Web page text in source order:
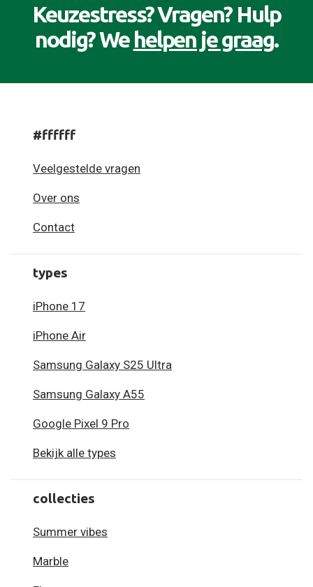
Keuzestress? Vragen? Hulp
nodig? Wehelpen je graag.
#ffffff
Veelgestelde vragen
Over ons
Contact
types
iPhone 17
iPhone Air
Samsung Galaxy S25 Ultra
Samsung Galaxy A55
Google Pixel 9 Pro
Bekijk alle types
collecties
Summer vibes
Marble